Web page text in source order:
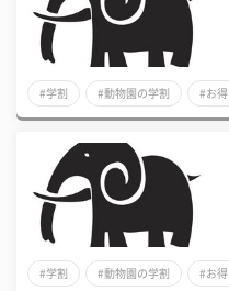
#学割 #動物園の学割 #お得
#学割 #動物園の学割 #お得